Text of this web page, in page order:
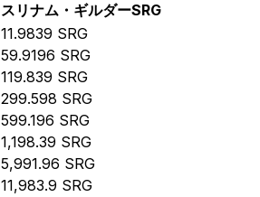
スリナム・ギルダーSRG
11.9839 SRG
59.9196 SRG
119.839 SRG
299.598 SRG
599.196 SRG
1,198.39 SRG
5,991.96 SRG
11,983.9 SRG